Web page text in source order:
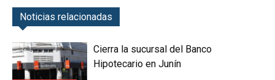
Noticias relacionadas
Cierra la sucursal del Banco
Hipotecario en Junín